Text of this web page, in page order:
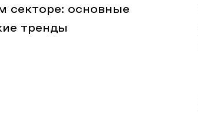
секторе: основные
тренды